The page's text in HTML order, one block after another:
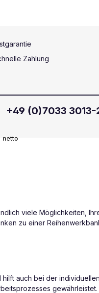
netto
Zahlung
+49 (0)7033 3013-
viele Möglichkeiten,
zu einer
auch bei der individuellen
gewährleistet.